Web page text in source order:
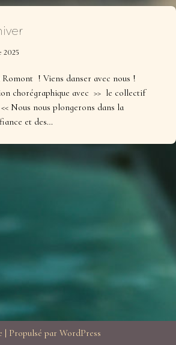
2025
Romont ! Viens danser avec nous !
chorégraphique avec >> le collectif
Nous nous plongerons dans la
et des…
| Propulsé par WordPress